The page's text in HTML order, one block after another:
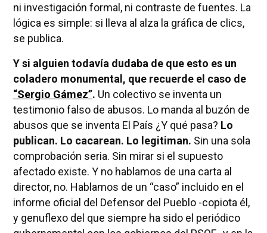
ni investigación formal, ni contraste de fuentes. La
lógica es simple: si lleva al alza la gráfica de clics,
se publica.
Y si alguien todavía dudaba de que esto es un
coladero monumental, que recuerde el caso de
“Sergio Gámez”. Un colectivo se inventa un
testimonio falso de abusos. Lo manda al buzón de
abusos que se inventa El País ¿Y qué pasa? Lo
publican. Lo cacarean. Lo legitiman. Sin una sola
comprobación seria. Sin mirar si el supuesto
afectado existe. Y no hablamos de una carta al
director, no. Hablamos de un “caso” incluido en el
informe oficial del Defensor del Pueblo -copiota él,
y genuflexo del que siempre ha sido el periódico